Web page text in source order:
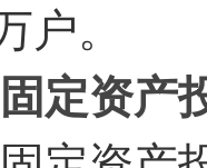
户。
定资产